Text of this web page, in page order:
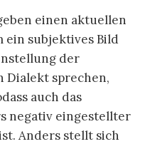
einen aktuellen
ein subjektives Bild
der
Dialekt sprechen,
auch das
negativ eingestellter
Anders stellt sich